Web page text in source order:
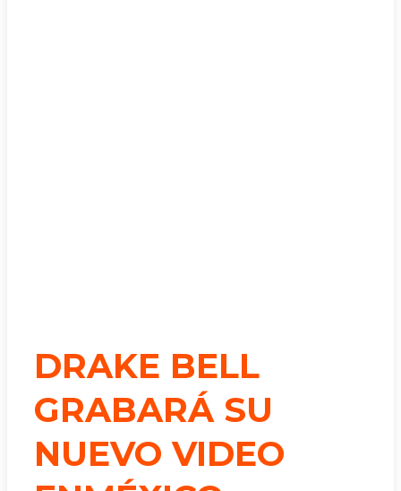
DRAKE BELL
GRABARÁ SU
NUEVO VIDEO